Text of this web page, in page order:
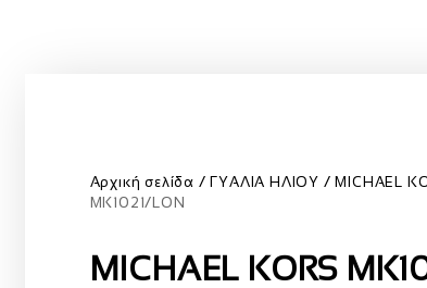
Αρχική σελίδα ΓΥΑΛΙΑ ΗΛΙΟΥ MICHAEL
MK1021/LON
MICHAEL KORS